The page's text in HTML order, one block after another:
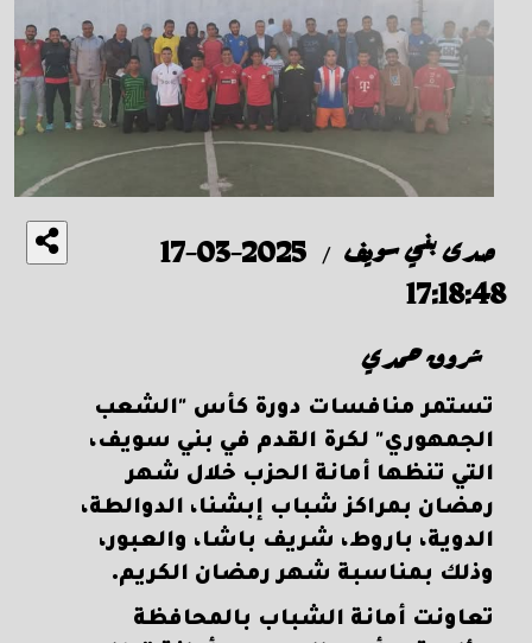
صدى بني سويف /
2025-03-17
17:18:48
شروق حمدي
تستمر منافسات دورة كأس "الشعب
الجمهوري" لكرة القدم في بني سويف،
التي تنظها أمانة الحزب خلال شهر
رمضان بمراكز شباب إبشنا، الدوالطة،
الدوية، باروط، شريف باشا، والعبور،
وذلك بمناسبة شهر رمضان الكريم.
تعاونت أمانة الشباب بالمحافظة